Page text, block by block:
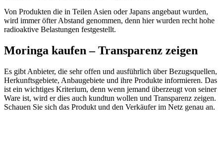
Von Produkten die in Teilen Asien oder Japans angebaut wurden,
wird immer öfter Abstand genommen, denn hier wurden recht hohe
radioaktive Belastungen festgestellt.
Moringa kaufen – Transparenz zeigen
Es gibt Anbieter, die sehr offen und ausführlich über Bezugsquellen,
Herkunftsgebiete, Anbaugebiete und ihre Produkte informieren. Das
ist ein wichtiges Kriterium, denn wenn jemand überzeugt von seiner
Ware ist, wird er dies auch kundtun wollen und Transparenz zeigen.
Schauen Sie sich das Produkt und den Verkäufer im Netz genau an.